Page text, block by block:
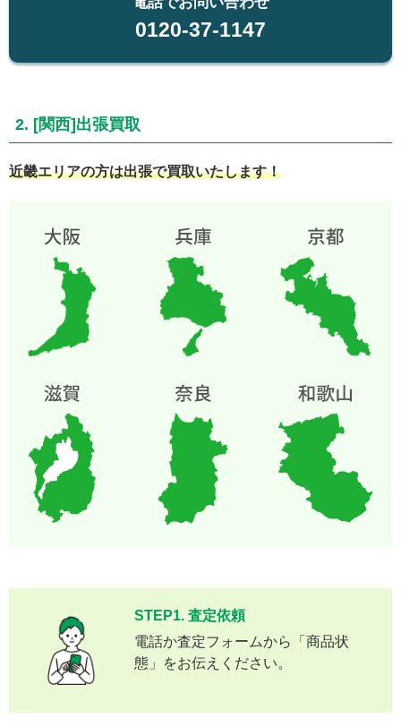
0120-37-1147
2. [関西]出張買取
近畿エリアの方は出張で買取いたします！
STEP1. 査定依頼
電話か査定フォームから「商品状
態」をお伝えください。